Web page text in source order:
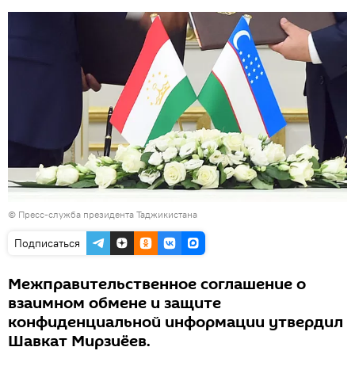
© Пресс-служба президента Таджикистана
Подписаться
Межправительственное соглашение о
взаимном обмене и защите
конфиденциальной информации утвердил
Шавкат Мирзиёев.